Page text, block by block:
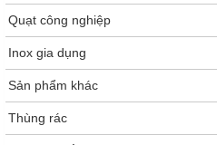
Quạt công nghiệp
Inox gia dụng
Sản phẩm khác
Thùng rác